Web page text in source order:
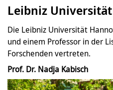
Leibniz
Die Leibniz Universität
und einem Professor in der
Forschenden vertreten.
Prof. Dr. Nadja Kabisch